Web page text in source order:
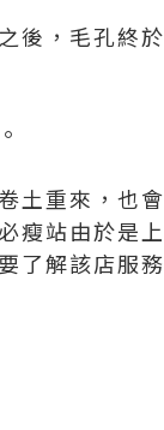
後，毛孔終於
土重來，也會
必瘦站由於是上
了解該店服務